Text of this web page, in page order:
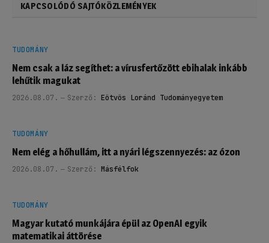
KAPCSOLÓDÓ SAJTÓKÖZLEMÉNYEK
TUDOMÁNY
Nem csak a láz segíthet: a vírusfertőzött ebihalak inkább
lehűtik magukat
2026.08.07. Szerző: Eötvös Loránd Tudományegyetem
TUDOMÁNY
Nem elég a hőhullám, itt a nyári légszennyezés: az ózon
2026.08.07. Szerző: Másfélfok
TUDOMÁNY
Magyar kutató munkájára épül az OpenAI egyik
matematikai áttörése